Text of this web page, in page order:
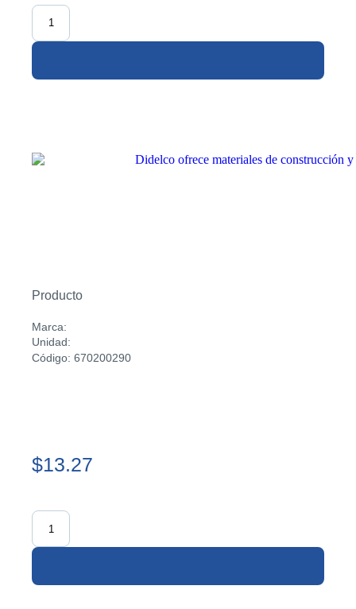
Producto
Marca:
Unidad:
Código: 670200290
$13.27